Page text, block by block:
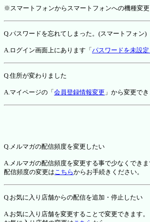
※スマートフォンからスマートフォンへの機種変
Q.パスワードを忘れてしまった。(スマートフォン)
A.ログイン画面上にあります「 パスワードを未設
Q.住所が変わりました
A.マイページの「 会員登録情報変更 」から変更でき
Q.メルマガの配信頻度を変更したい
A.メルマガの配信頻度を変更する事で少なくできま
配信頻度の変更はこちらからお手続きください。
Q.お気に入り店舗からの配信を追加・停止したい
A.お気に入り店舗を変更することで変更できます。